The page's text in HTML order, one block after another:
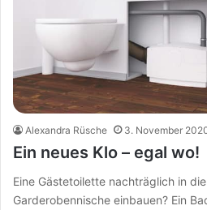
Alexandra Rüsche 3. November
Ein neues Klo – egal wo!
Eine Gästetoilette nachträglich in
Garderobennische einbauen? Ein